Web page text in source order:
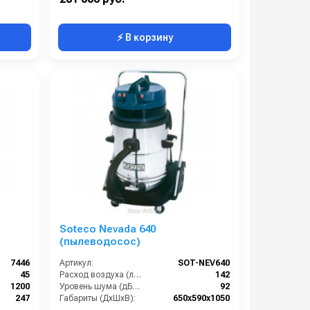
⚡ В корзину
7446
45
1200
247
Soteco Nevada 640
(пылеводосос)
Артикул:
SOT-NEV640
Расход воздуха (л/сек):
142
Уровень шума (дБ(А)):
92
Габариты (ДхШхВ):
650х590х1050